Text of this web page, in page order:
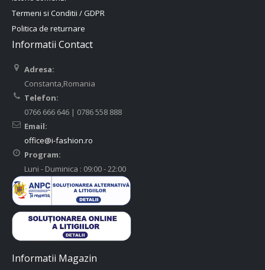
Termeni si Conditii / GDPR
Politica de returnare
Informatii Contact
Adresa:
Constanta,Romania
Telefon:
0766 666 646 | 0786 558 888
Email:
office@i-fashion.ro
Program:
Luni - Duminica : 09:00 - 22:00
Informatii Magazin